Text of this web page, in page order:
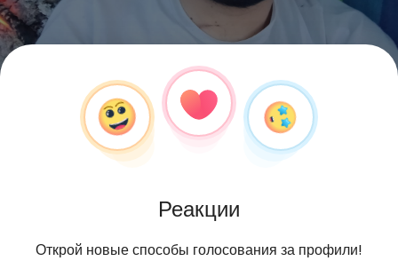
Реакции
Открой новые способы голосования за профили!